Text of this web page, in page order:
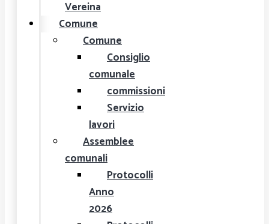
Vereina
Comune
Comune
Consiglio
comunale
commissioni
Servizio
lavori
Assemblee
comunali
Protocolli
Anno
2026